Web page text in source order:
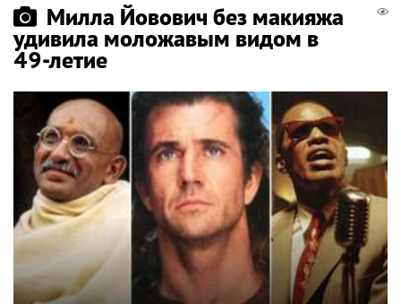
Милла Йовович без макияжа
удивила моложавым видом в
49-летие